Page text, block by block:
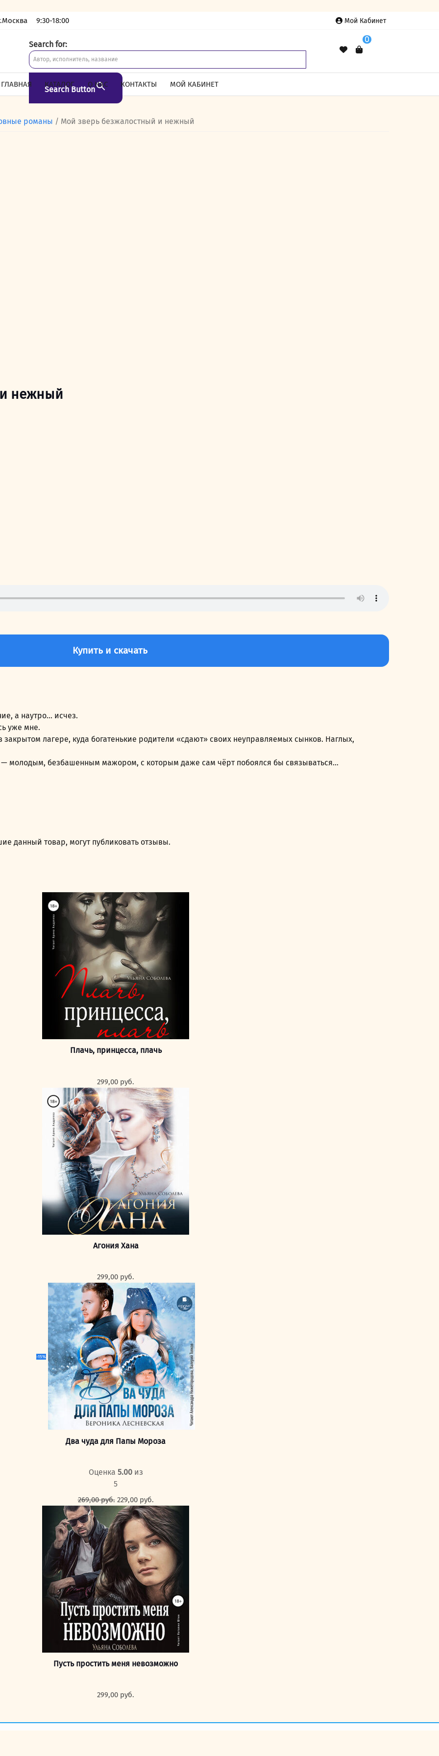
9:30-18:00 Мой Кабинет
Search for:
Search Button
0
ГЛАВНАЯ КАТАЛОГ О НАС КОНТАКТЫ МОЙ КАБИНЕТ
романы / Мой зверь безжалостный и нежный
нежный
Купить и скачать
а наутро… исчез.
уже мне.
закрытом лагере, куда богатенькие родители «сдают» своих неуправляемых сынков. Наглых,
— молодым, безбашенным мажором, с которым даже сам чёрт побоялся бы связываться…
данный товар, могут публиковать отзывы.
Плачь, принцесса, плачь
299,00 руб.
Агония Хана
299,00 руб.
-15%
Два чуда для Папы Мороза
Оценка 5.00из
5
269,00руб. Первоначальная
цена
составляла
269,00 руб..
229,00 руб.
цена:
229,00 руб..
Пусть простить меня невозможно
299,00 руб.